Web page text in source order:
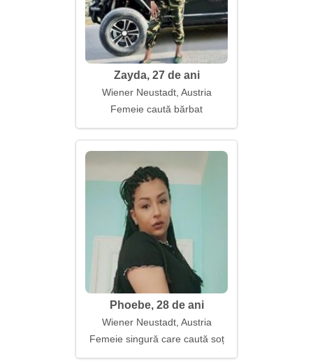
Zayda, 27 de ani
Wiener Neustadt, Austria
Femeie caută bărbat
Phoebe, 28 de ani
Wiener Neustadt, Austria
Femeie singură care caută soț